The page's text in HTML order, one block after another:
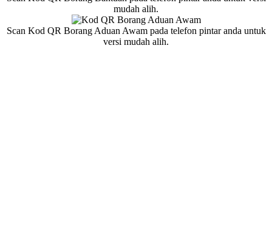
mudah alih.
Scan Kod QR Borang Aduan Awam pada telefon pintar anda untuk
versi mudah alih.